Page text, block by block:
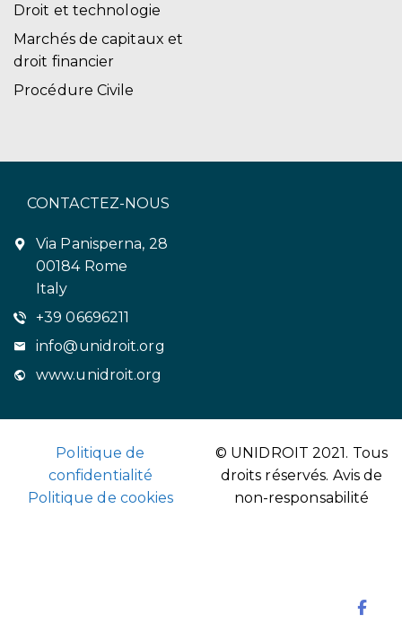
Droit et technologie
Marchés de capitaux et
droit financier
Procédure Civile
CONTACTEZ-NOUS
Via Panisperna, 28
00184 Rome
Italy
+39 06696211
info@unidroit.org
www.unidroit.org
Politique de
confidentialité
Politique de cookies
© UNIDROIT 2021. Tous
droits réservés. Avis de
non-responsabilité